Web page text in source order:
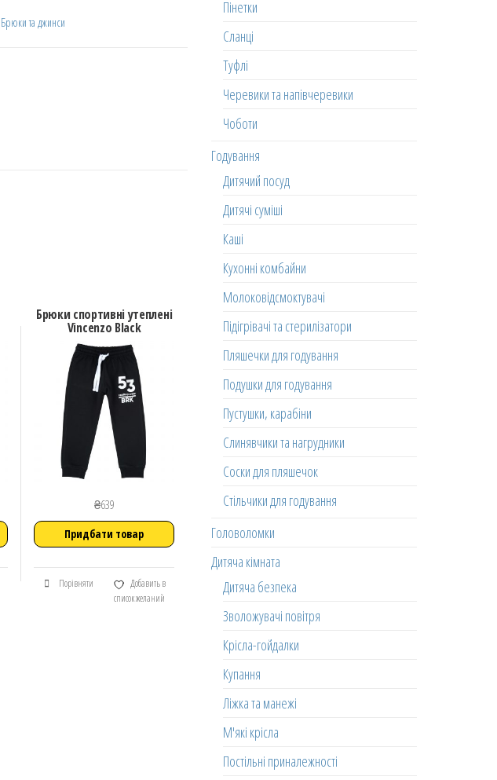
Брюки та джинси
Брюки спортивні утеплені
Vincenzo Black
₴639
Придбати товар
Порівняти
Добавить в
список желаний
Пінетки
Сланці
Туфлі
Черевики та напівчеревики
Чоботи
Годування
Дитячий посуд
Дитячі суміші
Каші
Кухонні комбайни
Молоковідсмоктувачі
Підігрівачі та стерилізатори
Пляшечки для годування
Подушки для годування
Пустушки, карабіни
Слинявчики та нагрудники
Соски для пляшечок
Стільчики для годування
Головоломки
Дитяча кімната
Дитяча безпека
Зволожувачі повітря
Крісла-гойдалки
Купання
Ліжка та манежі
М'які крісла
Постільні приналежності